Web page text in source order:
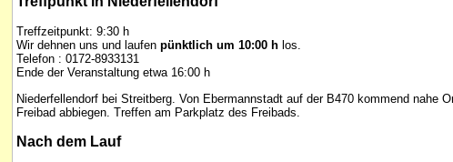
Treffzeitpunkt: 9:30 h
Wir dehnen uns und laufen pünktlich um 10:00 h los.
Telefon : 0172-8933131
Ende der Veranstaltung etwa 16:00 h
Niederfellendorf bei Streitberg. Von Ebermannstadt auf der B470 kommend nahe
Freibad abbiegen. Treffen am Parkplatz des Freibads.
Nach dem Lauf